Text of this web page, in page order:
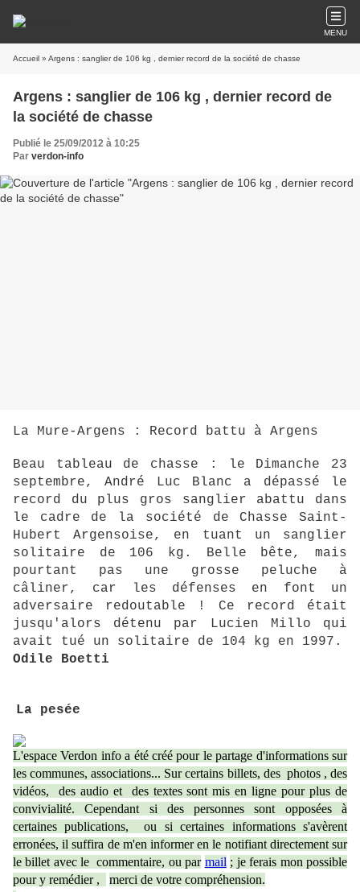
MENU
Accueil » Argens : sanglier de 106 kg , dernier record de la société de chasse
Argens : sanglier de 106 kg , dernier record de
la société de chasse
Publié le 25/09/2012 à 10:25
Par verdon-info
La Mure-Argens : Record battu à Argens
Beau tableau de chasse : le Dimanche 23
septembre, André Luc Blanc a dépassé le
record du plus gros sanglier abattu dans
le cadre de la société de Chasse Saint-
Hubert Argensoise, en tuant un sanglier
solitaire de 106 kg. Belle bête, mais
pourtant pas une grosse peluche à
câliner, car les défenses en font un
adversaire redoutable ! Ce record était
jusqu'alors détenu par Lucien Millo qui
avait tué un solitaire de 104 kg en 1997.
Odile Boetti
La pesée
L'espace Verdon info a été créé pour le partage d'informations sur
les communes, associations... Sur certains billets, des photos , des
vidéos, des audio et des textes sont mis en ligne pour plus de
convivialité. Cependant si des personnes sont opposées à
certaines publications, ou si certaines informations s'avèrent
erronées, il suffira de m'en informer en le notifiant directement sur
le billet avec le commentaire, ou par mail ; je ferais mon possible
pour y remédier ,
merci de votre compréhension.